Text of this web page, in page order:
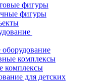
фигуры
фигуры
оборудование
комплексы
комплексы
для детских